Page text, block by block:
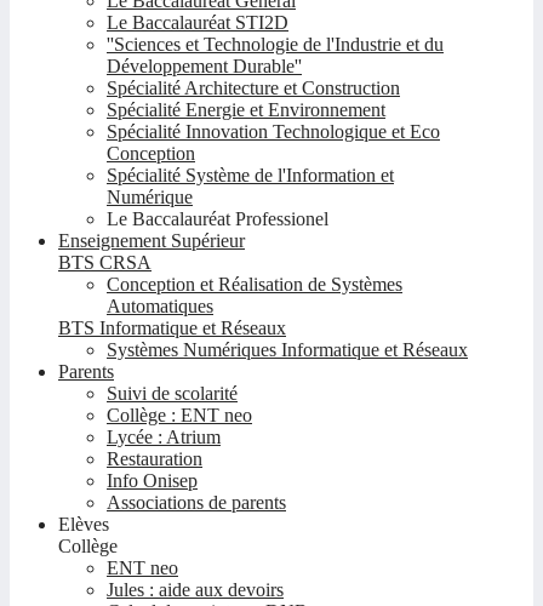
Le Baccalauréat STI2D
''Sciences et Technologie de l'Industrie et du
Développement Durable''
Spécialité Architecture et Construction
Spécialité Energie et Environnement
Spécialité Innovation Technologique et Eco
Conception
Spécialité Système de l'Information et
Numérique
Le Baccalauréat Professionel
Enseignement Supérieur
BTS CRSA
Conception et Réalisation de Systèmes
Automatiques
BTS Informatique et Réseaux
Systèmes Numériques Informatique et Réseaux
Parents
Suivi de scolarité
Collège : ENT neo
Lycée : Atrium
Restauration
Info Onisep
Associations de parents
Elèves
Collège
ENT neo
Jules : aide aux devoirs